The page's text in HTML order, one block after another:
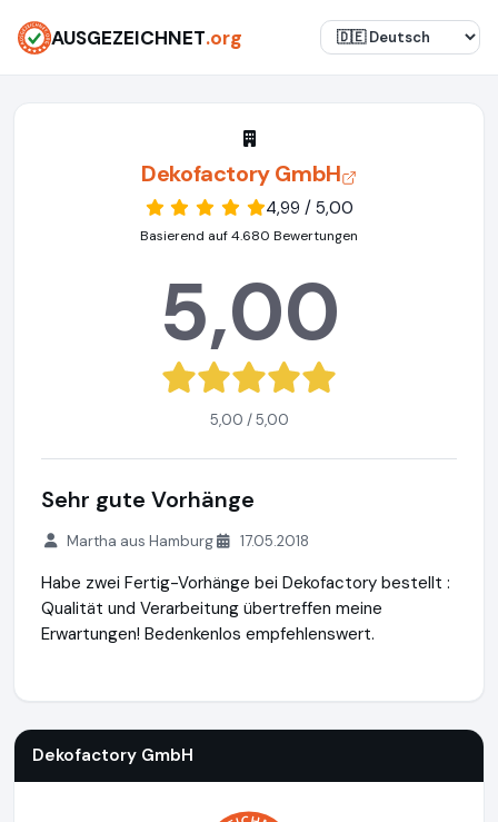
AUSGEZEICHNET.org
Dekofactory GmbH
4,99 / 5,00
Basierend auf 4.680 Bewertungen
5,00
5,00 / 5,00
Sehr gute Vorhänge
Martha aus Hamburg 17.05.2018
Habe zwei Fertig-Vorhänge bei Dekofactory bestellt :
Qualität und Verarbeitung übertreffen meine
Erwartungen! Bedenkenlos empfehlenswert.
Dekofactory GmbH